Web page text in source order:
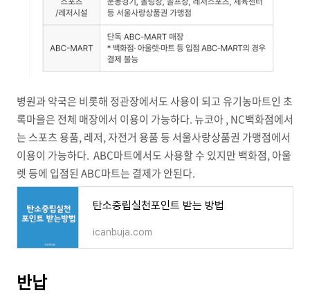
병원과 약국은 비롯해 정관장에서도 사용이 되고 유기농마트인 초
록마을은 전체 매장에서 이용이 가능하다. 뉴코아 , NC백화점에서
는 스포츠 용품, 레저, 자전거 용품 등 서울사랑상품권 가맹점에서
이용이 가능하다. ABC마트에서도 사용할 수 있지만 백화점, 아울
렛 등에 입점된 ABC마트는 결제가 안된다.
탄소중립실천포인트 받는 방법
icanbuja.com
반납